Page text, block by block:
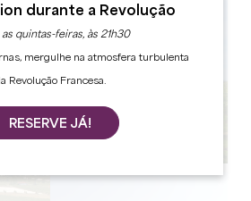
durante a Revolução
as quintas-feiras, às 21h30
mergulhe na atmosfera turbulenta
Revolução Francesa.
RESERVE JÁ!